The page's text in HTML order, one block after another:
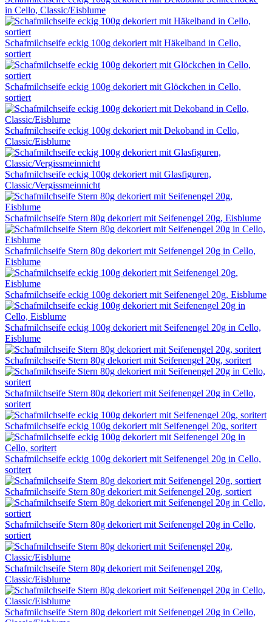
in Cello, Classic/Eisblume
Schafmilchseife eckig 100g dekoriert mit Häkelband in Cello,
sortiert
Schafmilchseife eckig 100g dekoriert mit Glöckchen in Cello,
sortiert
Schafmilchseife eckig 100g dekoriert mit Dekoband in Cello,
Classic/Eisblume
Schafmilchseife eckig 100g dekoriert mit Glasfiguren,
Classic/Vergissmeinnicht
Schafmilchseife Stern 80g dekoriert mit Seifenengel 20g, Eisblume
Schafmilchseife Stern 80g dekoriert mit Seifenengel 20g in Cello,
Eisblume
Schafmilchseife eckig 100g dekoriert mit Seifenengel 20g, Eisblume
Schafmilchseife eckig 100g dekoriert mit Seifenengel 20g in Cello,
Eisblume
Schafmilchseife Stern 80g dekoriert mit Seifenengel 20g, soritert
Schafmilchseife Stern 80g dekoriert mit Seifenengel 20g in Cello,
soritert
Schafmilchseife eckig 100g dekoriert mit Seifenengel 20g, soritert
Schafmilchseife eckig 100g dekoriert mit Seifenengel 20g in Cello,
soritert
Schafmilchseife Stern 80g dekoriert mit Seifenengel 20g, sortiert
Schafmilchseife Stern 80g dekoriert mit Seifenengel 20g in Cello,
sortiert
Schafmilchseife Stern 80g dekoriert mit Seifenengel 20g,
Classic/Eisblume
Schafmilchseife Stern 80g dekoriert mit Seifenengel 20g in Cello,